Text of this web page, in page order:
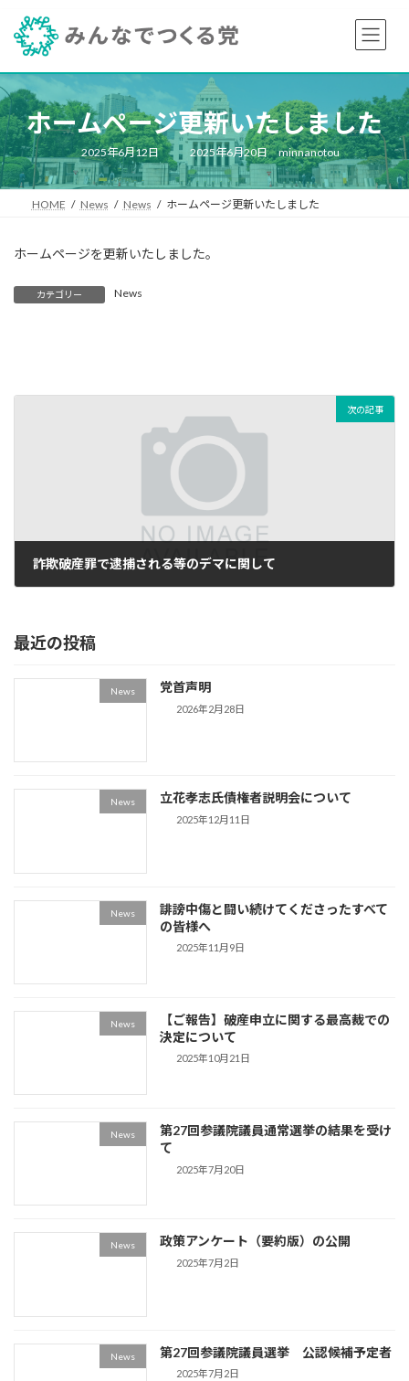
ツ
へ
ス
キ
ッ
プ
シ
ョ
ン
に
移
動
ホームページ更新いたしました
2025年6月12日
最
終
更
新
時
2025年6月20日 minnanotou
HOME News News ホームページ更新いたしました
ホームページを更新いたしました。
カテゴリー News
次の記事
詐欺破産罪で逮捕される等のデマに関して
最近の投稿
News 党首声明
2026年2月28日
News 立花孝志氏債権者説明会について
2025年12月11日
News
誹謗中傷と闘い続けてくださったすべて
の皆様へ
2025年11月9日
News
【ご報告】破産申立に関する最高裁での
決定について
2025年10月21日
News
第27回参議院議員通常選挙の結果を受け
て
2025年7月20日
News 政策アンケート（要約版）の公開
2025年7月2日
News 第27回参議院議員選挙 公認候補予定者
2025年7月2日